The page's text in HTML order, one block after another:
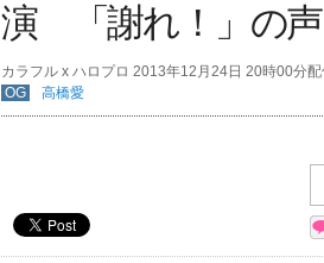
演 「謝れ！」の
カラフル x ハロプロ 2013年12月24日 20時00分
OG
高橋愛